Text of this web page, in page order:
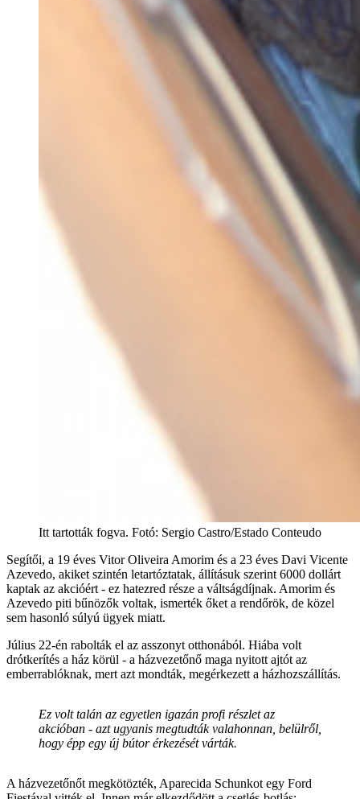
Itt tartották fogva. Fotó: Sergio Castro/Estado Conteudo
Segítői, a 19 éves Vitor Oliveira Amorim és a 23 éves Davi Vicente
Azevedo, akiket szintén letartóztatak, állításuk szerint 6000 dollárt
kaptak az akcióért - ez hatezred része a váltságdíjnak. Amorim és
Azevedo piti bűnözők voltak, ismerték őket a rendőrök, de közel
sem hasonló súlyú ügyek miatt.
Július 22-én rabolták el az asszonyt otthonából. Hiába volt
drótkerítés a ház körül - a házvezetőnő maga nyitott ajtót az
emberrablóknak, mert azt mondták, megérkezett a házhozszállítás.
Ez volt talán az egyetlen igazán profi részlet az
akcióban - azt ugyanis megtudták valahonnan, belülről,
hogy épp egy új bútor érkezését várták.
A házvezetőnőt megkötözték, Aparecida Schunkot egy Ford